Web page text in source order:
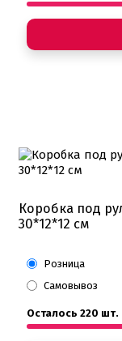
Коробка под
30*12*12 см
Розница
Самовывоз
Осталось 220 шт.